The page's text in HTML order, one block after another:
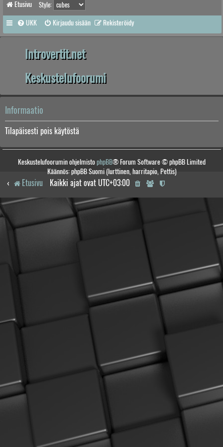
Etusivu Style:
UKK Kirjaudu sisään Rekisteröidy
Introvertit.net
Keskustelufoorumi
Informaatio
Tilapäisesti pois käytöstä
Keskustelufoorumin ohjelmistophpBB® Forum Software © phpBB Limited
Käännös: phpBB Suomi (lurttinen, harritapio, Pettis)
Etusivu Kaikki ajat ovat UTC+03:00